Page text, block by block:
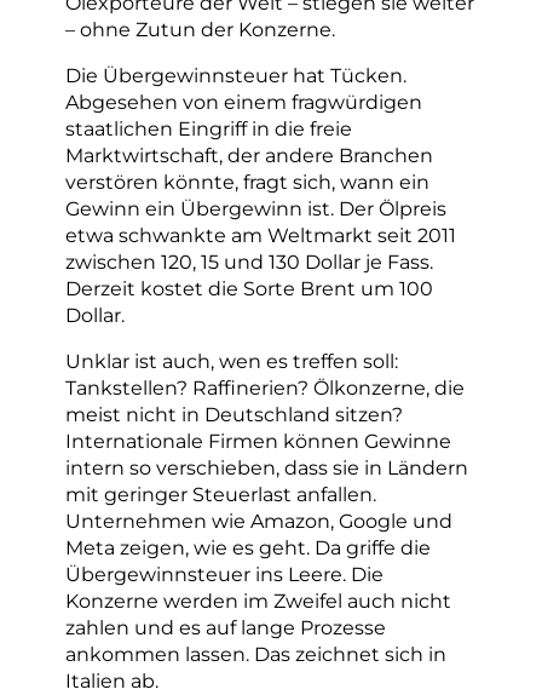
– ohne Zutun der Konzerne.
Die Übergewinnsteuer hat Tücken.
Abgesehen von einem fragwürdigen
staatlichen Eingriff in die freie
Marktwirtschaft, der andere Branchen
verstören könnte, fragt sich, wann ein
Gewinn ein Übergewinn ist. Der Ölpreis
etwa schwankte am Weltmarkt seit 2011
zwischen 120, 15 und 130 Dollar je Fass.
Derzeit kostet die Sorte Brent um 100
Dollar.
Unklar ist auch, wen es treffen soll:
Tankstellen? Raffinerien? Ölkonzerne, die
meist nicht in Deutschland sitzen?
Internationale Firmen können Gewinne
intern so verschieben, dass sie in Ländern
mit geringer Steuerlast anfallen.
Unternehmen wie Amazon, Google und
Meta zeigen, wie es geht. Da griffe die
Übergewinnsteuer ins Leere. Die
Konzerne werden im Zweifel auch nicht
zahlen und es auf lange Prozesse
ankommen lassen. Das zeichnet sich in
Italien ab.